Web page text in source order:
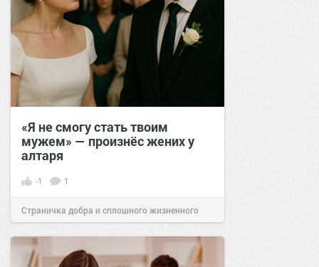
«Я не смогу стать твоим
мужем» — произнёс жених у
алтаря
-1 1
Страничка добра и сплошного жизненного
позитива!16:2027 сен 2025